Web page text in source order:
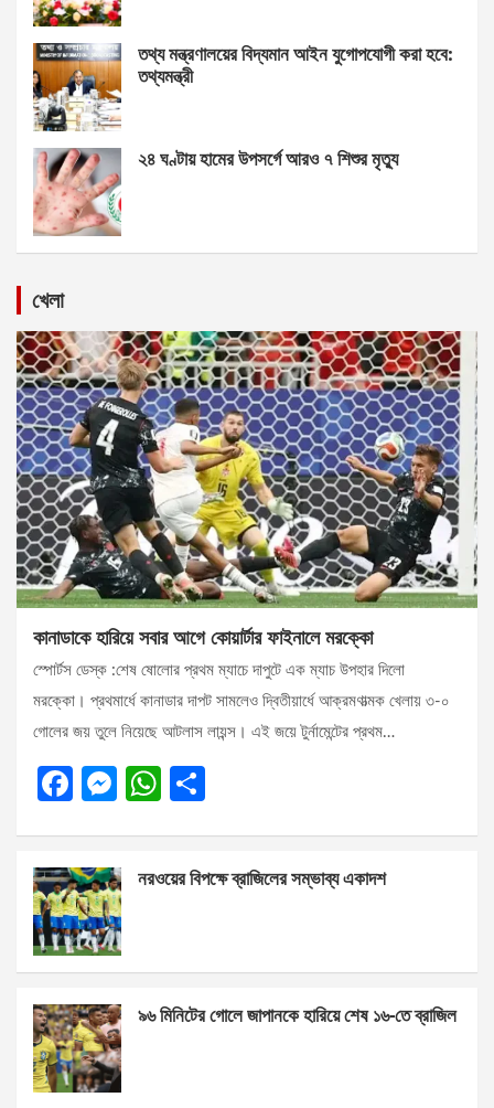
তথ্য মন্ত্রণালয়ের বিদ্যমান আইন যুগোপযোগী করা হবে:
তথ্যমন্ত্রী
২৪ ঘণ্টায় হামের উপসর্গে আরও ৭ শিশুর মৃত্যু
খেলা
কানাডাকে হারিয়ে সবার আগে কোয়ার্টার ফাইনালে মরক্কো
স্পোর্টস ডেস্ক :শেষ ষোলোর প্রথম ম্যাচে দাপুটে এক ম্যাচ উপহার দিলো
মরক্কো। প্রথমার্ধে কানাডার দাপট সামলেও দ্বিতীয়ার্ধে আক্রমণাত্মক খেলায় ৩-০
গোলের জয় তুলে নিয়েছে আটলাস লায়ন্স। এই জয়ে টুর্নামেন্টের প্রথম…
F
b
o
o
k
M
n
g
er
W
s
p
e
নরওয়ের বিপক্ষে ব্রাজিলের সম্ভাব্য একাদশ
৯৬ মিনিটের গোলে জাপানকে হারিয়ে শেষ ১৬-তে ব্রাজিল